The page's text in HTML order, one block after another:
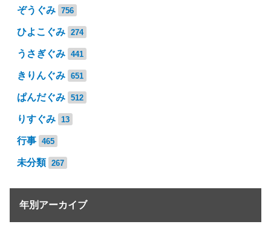
ぞうぐみ 756
ひよこぐみ 274
うさぎぐみ 441
きりんぐみ 651
ぱんだぐみ 512
りすぐみ 13
行事 465
未分類 267
年別アーカイブ